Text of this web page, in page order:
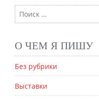
О ЧЕМ Я ПИШУ
Без рубрики
Выставки